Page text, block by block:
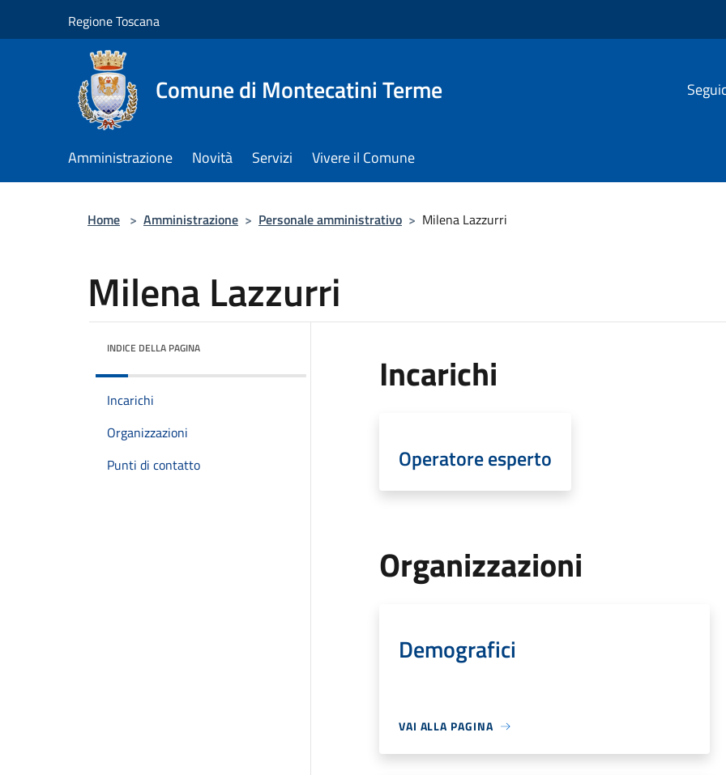
Regione Toscana
Comune di Montecatini Terme
Amministrazione Novità Servizi Vivere il Comune
Home > Amministrazione > Personale amministrativo > Milena Lazzurri
Milena Lazzurri
INDICE DELLA PAGINA
Incarichi
Organizzazioni
Punti di contatto
Incarichi
Operatore esperto
Organizzazioni
Demografici
VAI ALLA PAGINA